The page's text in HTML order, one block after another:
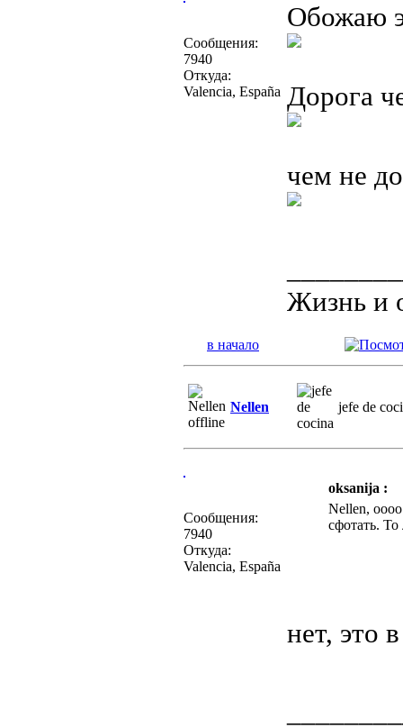
Сообщения:
7940
Откуда:
Valencia, España
Обожаю
Дорога
чем не
Жизнь и
в начало
Nellen jefe de
Сообщения:
7940
Откуда:
Valencia, España
oksanija :
Nellen,
сфотать.
нет, это